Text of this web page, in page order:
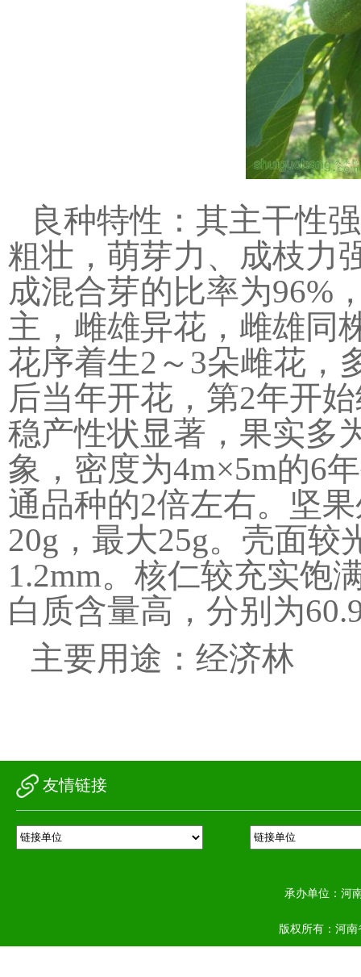
良种特性：其主干性
粗壮，萌芽力、成枝力
成混合芽的比率为96%
主，雌雄异花，雌雄同
花序着生2～3朵雌花，
后当年开花，第2年开
稳产性状显著，果实多
象，密度为4m×5m的6
通品种的2倍左右。坚
20g，最大25g。壳面
1.2mm。核仁较充实饱
白质含量高，分别为
主要用途：经济林
友情链接
承办单位：河
版权所有：河南